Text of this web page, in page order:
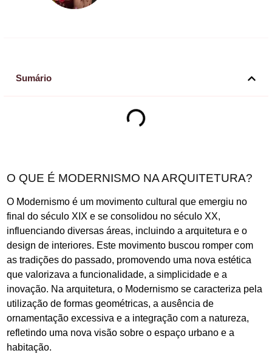
Sumário
O QUE É MODERNISMO NA ARQUITETURA?
O Modernismo é um movimento cultural que emergiu no
final do século XIX e se consolidou no século XX,
influenciando diversas áreas, incluindo a arquitetura e o
design de interiores. Este movimento buscou romper com
as tradições do passado, promovendo uma nova estética
que valorizava a funcionalidade, a simplicidade e a
inovação. Na arquitetura, o Modernismo se caracteriza pela
utilização de formas geométricas, a ausência de
ornamentação excessiva e a integração com a natureza,
refletindo uma nova visão sobre o espaço urbano e a
habitação.